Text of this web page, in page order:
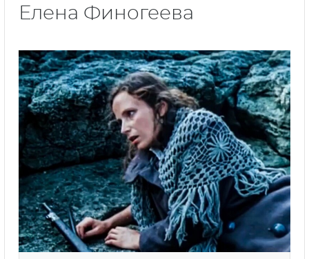
Елена Финогеева